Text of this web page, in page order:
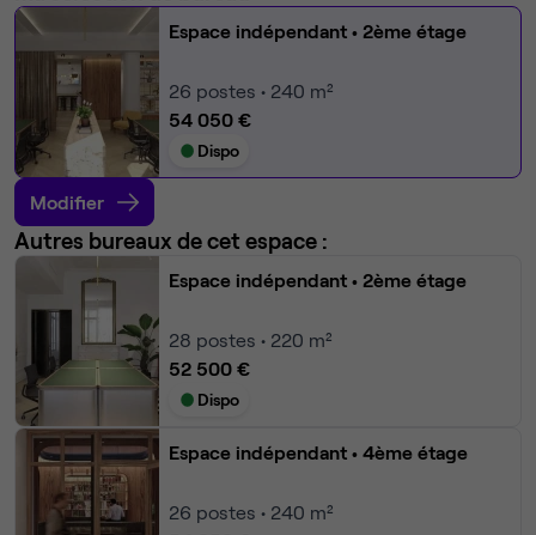
Espace indépendant • 2ème étage
26 postes • 240 m²
54 050 €
Dispo
Modifier
Autres bureaux de cet espace :
Espace indépendant • 2ème étage
28 postes • 220 m²
52 500 €
Dispo
Espace indépendant • 4ème étage
26 postes • 240 m²